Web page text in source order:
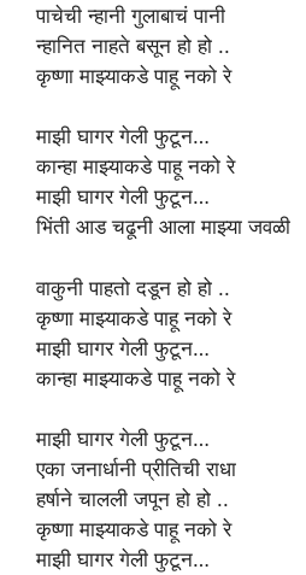
पाचेची न्हानी गुलाबाचं पानी
न्हानित नाहते बसून हो हो ..
कृष्णा माझ्याकडे पाहू नको रे
माझी घागर गेली फुटून…
कान्हा माझ्याकडे पाहू नको रे
माझी घागर गेली फुटून…
भिंती आड चढूनी आला माझ्या जवळी
वाकुनी पाहतो दडून हो हो ..
कृष्णा माझ्याकडे पाहू नको रे
माझी घागर गेली फुटून…
कान्हा माझ्याकडे पाहू नको रे
माझी घागर गेली फुटून…
एका जनार्धानी प्रीतिची राधा
हर्षाने चालली जपून हो हो ..
कृष्णा माझ्याकडे पाहू नको रे
माझी घागर गेली फुटून…